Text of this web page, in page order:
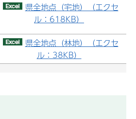
県全地点（宅地）（エクセ
ル：618KB）
県全地点（林地）（エクセ
ル：38KB）